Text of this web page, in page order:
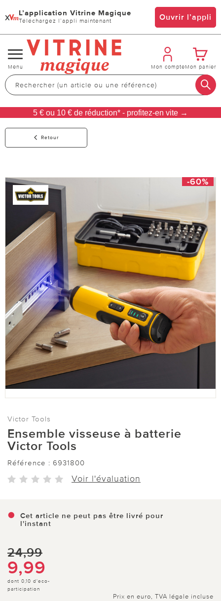
x L’application Vitrine Magique
Téléchargez l’appli maintenant Ouvrir l’appli
Changer
de
navigation
Menu Mon compteMon panier
5 € ou 10 € de réduction* - profitez-en vite →
Retour
-60%
Victor Tools
Ensemble visseuse à batterie
Victor Tools
Référence : 6931800
Voir l'évaluation
Cet article ne peut pas être livré pour
l'instant
24,99
9,99
dont 0,10 d'eco-
participation
Prix en euro, TVA légale incluse